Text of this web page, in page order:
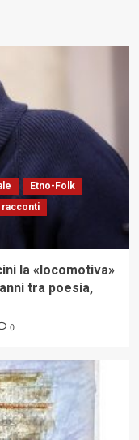
Etno-Folk
la «locomotiva»
tra poesia,
0